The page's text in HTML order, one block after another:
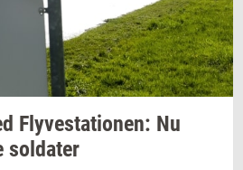
Fly­ve­sta­tio­nen: Nu
sol­da­ter